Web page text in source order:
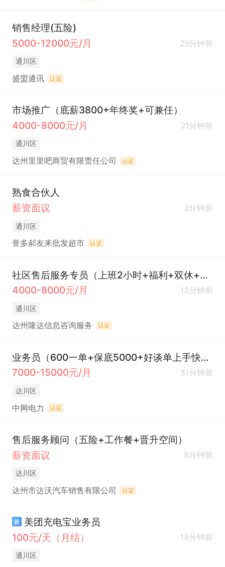
销售经理(五险)
5000-12000元/月
25分钟前
通川区
盛盟通讯 认证
市场推广（底薪3800+年终奖+可兼任）
4000-8000元/月
21分钟前
通川区
达州里里吧商贸有限责任公司 认证
熟食合伙人
薪资面议
2分钟前
通川区
誉多郝友来批发超市 认证
社区售后服务专员（上班2小时+福利+双休+节日休）
4000-8000元/月
13分钟前
通川区
达州隆达信息咨询服务 认证
业务员（600一单+保底5000+好谈单上手快+周边县城就近安排）
7000-15000元/月
31分钟前
达川区
中网电力 认证
售后服务顾问（五险+工作餐+晋升空间）
薪资面议
8分钟前
达川区
达州市达沃汽车销售有限公司 认证
兼 美团充电宝业务员
100元/天（月结）
19分钟前
通川区